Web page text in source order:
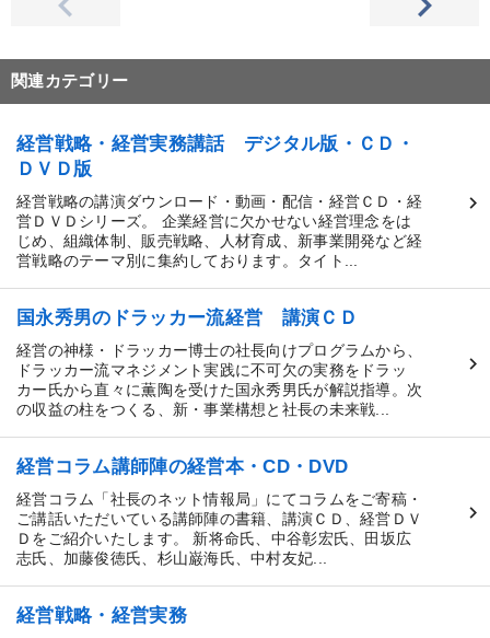
関連カテゴリー
経営戦略・経営実務講話 デジタル版・ＣＤ・
ＤＶＤ版
経営戦略の講演ダウンロード・動画・配信・経営ＣＤ・経
営ＤＶＤシリーズ。 企業経営に欠かせない経営理念をは
じめ、組織体制、販売戦略、人材育成、新事業開発など経
営戦略のテーマ別に集約しております。タイト...
国永秀男のドラッカー流経営 講演ＣＤ
経営の神様・ドラッカー博士の社長向けプログラムから、
ドラッカー流マネジメント実践に不可欠の実務をドラッ
カー氏から直々に薫陶を受けた国永秀男氏が解説指導。次
の収益の柱をつくる、新・事業構想と社長の未来戦...
経営コラム講師陣の経営本・CD・DVD
経営コラム「社長のネット情報局」にてコラムをご寄稿・
ご講話いただいている講師陣の書籍、講演ＣＤ、経営ＤＶ
Ｄをご紹介いたします。 新将命氏、中谷彰宏氏、田坂広
志氏、加藤俊徳氏、杉山巌海氏、中村友妃...
経営戦略・経営実務